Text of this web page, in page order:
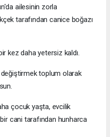
ailesinin zorla
tarafından canice boğazı
kez daha yetersiz kaldı.
değiştirmek toplum olarak
çocuk yaşta, evcilik
bir cani tarafından hunharca